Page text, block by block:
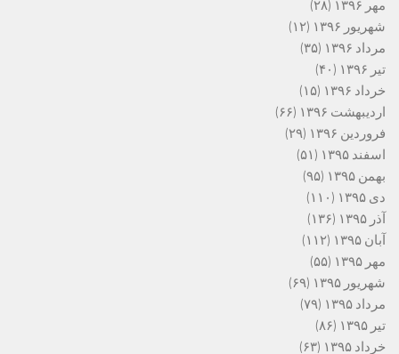
مهر ۱۳۹۶
(۲۸)
شهریور ۱۳۹۶
(۱۲)
مرداد ۱۳۹۶
(۳۵)
تیر ۱۳۹۶
(۴۰)
خرداد ۱۳۹۶
(۱۵)
اردیبهشت ۱۳۹۶
(۶۶)
فروردین ۱۳۹۶
(۲۹)
اسفند ۱۳۹۵
(۵۱)
بهمن ۱۳۹۵
(۹۵)
دی ۱۳۹۵
(۱۱۰)
آذر ۱۳۹۵
(۱۳۶)
آبان ۱۳۹۵
(۱۱۲)
مهر ۱۳۹۵
(۵۵)
شهریور ۱۳۹۵
(۶۹)
مرداد ۱۳۹۵
(۷۹)
تیر ۱۳۹۵
(۸۶)
خرداد ۱۳۹۵
(۶۳)